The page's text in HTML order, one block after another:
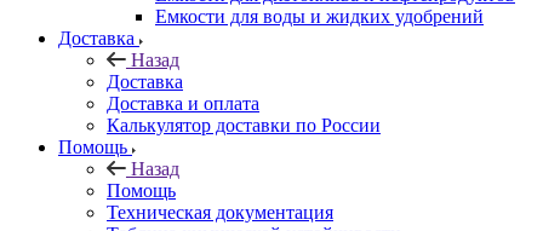
Емкости для воды и жидких удобрений
Доставка
Назад
Доставка
Доставка и оплата
Калькулятор доставки по России
Помощь
Назад
Помощь
Техническая документация